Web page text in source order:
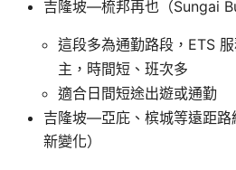
吉隆坡—梳邦再也（Sungai
這段多為通勤路段，ETS
主，時間短、班次多
適合日間短途出遊或通勤
吉隆坡—亞庇、槟城等遠距
新變化）